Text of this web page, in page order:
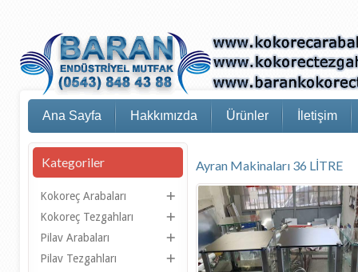
Ana Sayfa Hakkımızda Ürünler İletişim
Ayran Makinaları 36 LİTRE
Kategoriler
Kokoreç Arabaları
Kokoreç Tezgahları
Pilav Arabaları
Pilav Tezgahları